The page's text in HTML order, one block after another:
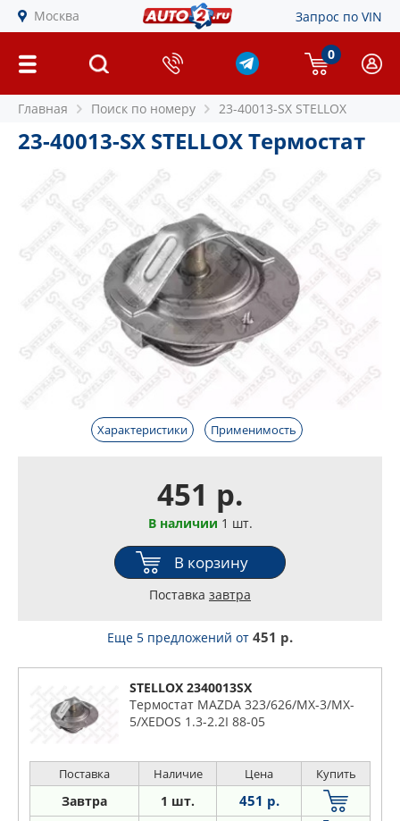
Москва Запрос по VIN
0
Главная Поиск по номеру 23-40013-SX STELLOX
23-40013-SX STELLOX Термостат
Характеристики Применимость
451 р.
В наличии 1 шт.
В корзину
Поставка завтра
Еще 5 предложений от 451 р.
STELLOX 2340013SX
Термостат MAZDA 323/626/MX-3/MX-
5/XEDOS 1.3-2.2I 88-05
Поставка Наличие Цена Купить
Завтра 1 шт. 451 р.